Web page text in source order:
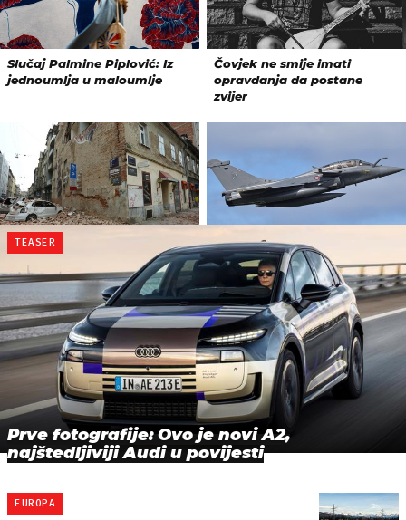
TEASER
Prve fotografije: Ovo je novi A2,
najštedljiviji Audi u povijesti
EUROPA